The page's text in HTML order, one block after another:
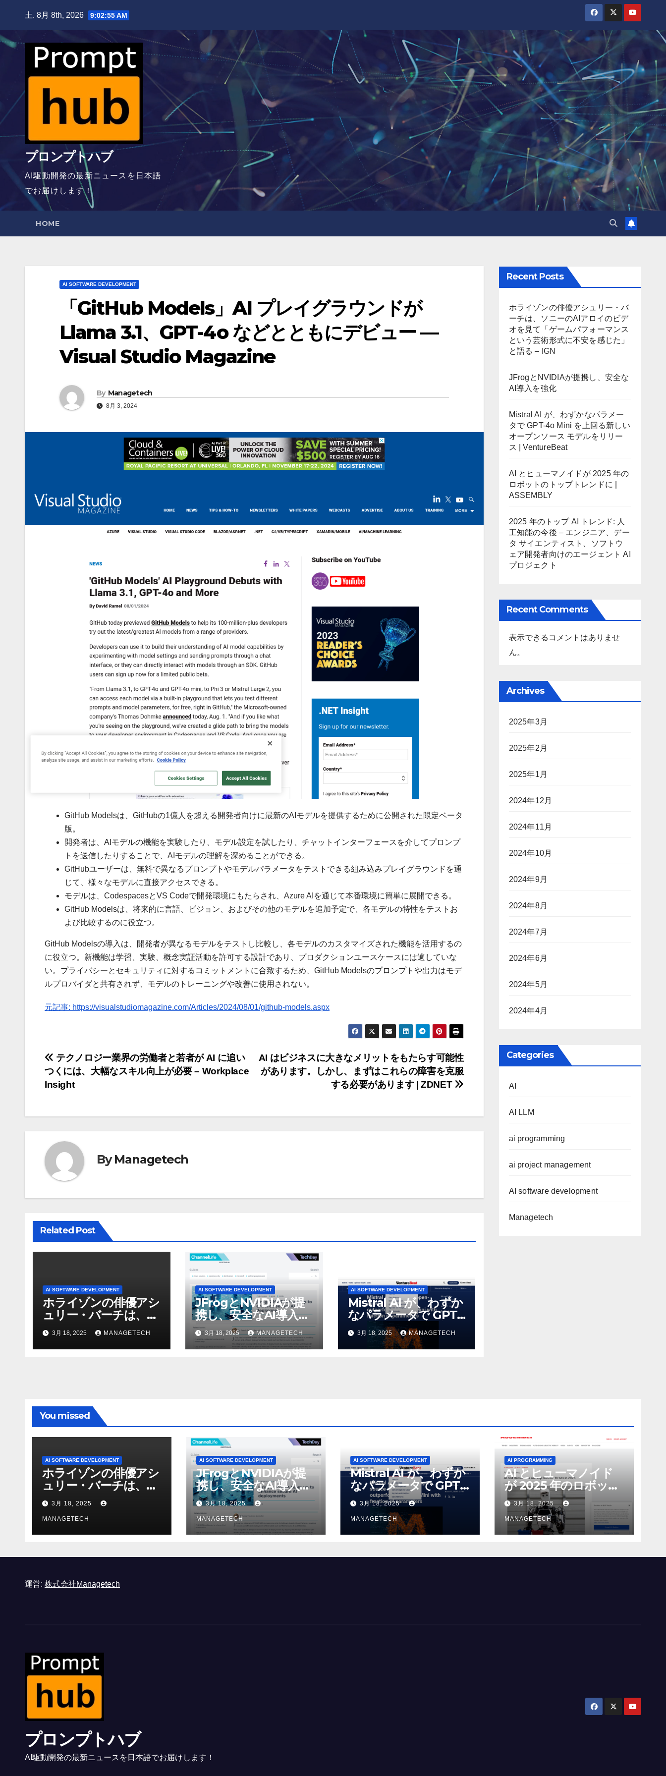
content
土. 8月 8th, 2026 9:02:56 AM
プロンプトハブ
AI駆動開発の最新ニュースを日本語
でお届けします！
HOME
AI SOFTWARE DEVELOPMENT
「GitHub Models」AI プレイグラウンドが
Llama 3.1、GPT-4o などとともにデビュー —
Visual Studio Magazine
By Managetech
8月 3, 2024
GitHub Modelsは、GitHubの1億人を超える開発者向けに最新のAIモデルを提供するために公開された限定ベータ
版。
開発者は、AIモデルの機能を実験したり、モデル設定を試したり、チャットインターフェースを介してプロンプ
トを送信したりすることで、AIモデルの理解を深めることができる。
GitHubユーザーは、無料で異なるプロンプトやモデルパラメータをテストできる組み込みプレイグラウンドを通
じて、様々なモデルに直接アクセスできる。
モデルは、CodespacesとVS Codeで開発環境にもたらされ、Azure AIを通じて本番環境に簡単に展開できる。
GitHub Modelsは、将来的に言語、ビジョン、およびその他のモデルを追加予定で、各モデルの特性をテストお
よび比較するのに役立つ。
GitHub Modelsの導入は、開発者が異なるモデルをテストし比較し、各モデルのカスタマイズされた機能を活用するの
に役立つ。新機能は学習、実験、概念実証活動を許可する設計であり、プロダクションユースケースには適していな
い。プライバシーとセキュリティに対するコミットメントに合致するため、GitHub Modelsのプロンプトや出力はモデ
ルプロバイダと共有されず、モデルのトレーニングや改善に使用されない。
元記事: https://visualstudiomagazine.com/Articles/2024/08/01/github-models.aspx
投
稿
ビ
ゲ
ー
シ
ョ
ン
AI はビジネスに大きなメリットをもたらす可能性
があります。しかし、まずはこれらの障害を克服
する必要があります | ZDNET
テクノロジー業界の労働者と若者が AI に追い
つくには、大幅なスキル向上が必要 – Workplace
Insight
ByManagetech
Related Post
AI SOFTWARE DEVELOPMENT
ホライゾンの俳優アシ
ュリー・バーチは、ソ
ニーのAIアロイのビデ
オを見て「ゲームパフ
ォーマンスという芸術
3月 18, 2025 MANAGETECH
AI SOFTWARE DEVELOPMENT
JFrogとNVIDIAが提
携し、安全なAI導入を
強化
3月 18, 2025 MANAGETECH
AI SOFTWARE DEVELOPMENT
Mistral AI が、わずか
なパラメータで GPT-
4o Mini を上回る新し
いオープンソース モ
デルをリリース |
3月 18, 2025 MANAGETECH
Recent Posts
ホライゾンの俳優アシュリー・バ
ーチは、ソニーのAIアロイのビデ
オを見て「ゲームパフォーマンス
という芸術形式に不安を感じた」
と語る – IGN
JFrogとNVIDIAが提携し、安全な
AI導入を強化
Mistral AI が、わずかなパラメー
タで GPT-4o Mini を上回る新しい
オープンソース モデルをリリー
ス | VentureBeat
AI とヒューマノイドが 2025 年の
ロボットのトップトレンドに |
ASSEMBLY
2025 年のトップ AI トレンド: 人
工知能の今後 – エンジニア、デー
タ サイエンティスト、ソフトウ
ェア開発者向けのエージェント AI
プロジェクト
Recent Comments
表示できるコメントはありませ
ん。
Archives
2025年3月
2025年2月
2025年1月
2024年12月
2024年11月
2024年10月
2024年9月
2024年8月
2024年7月
2024年6月
2024年5月
2024年4月
Categories
AI
AI LLM
ai programming
ai project management
AI software development
Managetech
You missed
AI SOFTWARE DEVELOPMENT
ホライゾンの俳優アシ
ュリー・バーチは、ソ
ニーのAIアロイのビデ
オを見て「ゲームパフ
ォーマンスという芸術
形式に不安を感じた」
3月 18, 2025
MANAGETECH
AI SOFTWARE DEVELOPMENT
JFrogとNVIDIAが提
携し、安全なAI導入を
強化
3月 18, 2025
MANAGETECH
AI SOFTWARE DEVELOPMENT
Mistral AI が、わずか
なパラメータで GPT-
4o Mini を上回る新し
いオープンソース モ
デルをリリース |
VentureBeat
3月 18, 2025
MANAGETECH
AI PROGRAMMING
AI とヒューマノイド
が 2025 年のロボット
のトップトレンドに |
ASSEMBLY
3月 18, 2025
MANAGETECH
運営: 株式会社Managetech
プロンプトハブ
AI駆動開発の最新ニュースを日本語でお届けします！